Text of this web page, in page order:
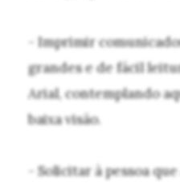
- Imprimir
grandes e de fácil
Arial, contemplando
baixa visão.
- Solicitar à pessoa